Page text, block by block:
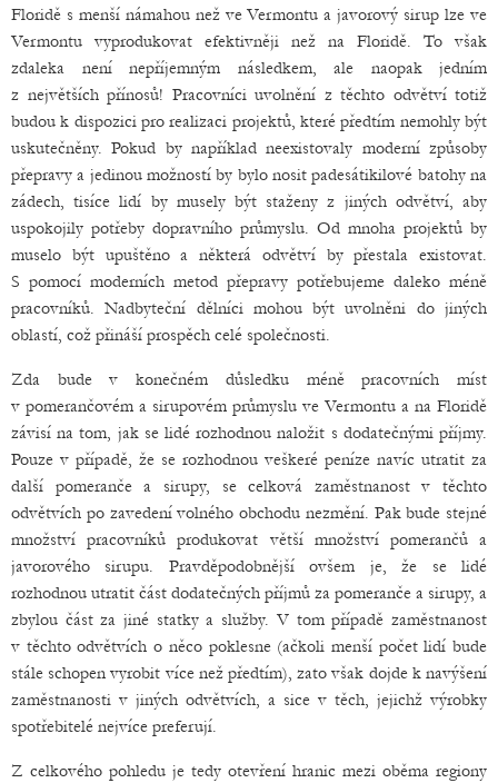
Floridě s menší námahou než ve Vermontu a javorový sirup lze ve
Vermontu vyprodukovat efektivněji než na Floridě. To však
zdaleka není nepříjemným následkem, ale naopak jedním
z největších přínosů! Pracovníci uvolnění z těchto odvětví totiž
budou k dispozici pro realizaci projektů, které předtím nemohly být
uskutečněny. Pokud by například neexistovaly moderní způsoby
přepravy a jedinou možností by bylo nosit padesátikilové batohy na
zádech, tisíce lidí by musely být staženy z jiných odvětví, aby
uspokojily potřeby dopravního průmyslu. Od mnoha projektů by
muselo být upuštěno a některá odvětví by přestala existovat.
S pomocí moderních metod přepravy potřebujeme daleko méně
pracovníků. Nadbyteční dělníci mohou být uvolněni do jiných
oblastí, což přináší prospěch celé společnosti.
Zda bude v konečném důsledku méně pracovních míst
v pomerančovém a sirupovém průmyslu ve Vermontu a na Floridě
závisí na tom, jak se lidé rozhodnou naložit s dodatečnými příjmy.
Pouze v případě, že se rozhodnou veškeré peníze navíc utratit za
další pomeranče a sirupy, se celková zaměstnanost v těchto
odvětvích po zavedení volného obchodu nezmění. Pak bude stejné
množství pracovníků produkovat větší množství pomerančů a
javorového sirupu. Pravděpodobnější ovšem je, že se lidé
rozhodnou utratit část dodatečných příjmů za pomeranče a sirupy, a
zbylou část za jiné statky a služby. V tom případě zaměstnanost
v těchto odvětvích o něco poklesne (ačkoli menší počet lidí bude
stále schopen vyrobit více než předtím), zato však dojde k navýšení
zaměstnanosti v jiných odvětvích, a sice v těch, jejichž výrobky
spotřebitelé nejvíce preferují.
Z celkového pohledu je tedy otevření hranic mezi oběma regiony